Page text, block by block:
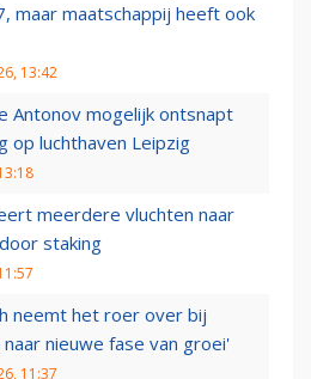
maar maatschappij heeft ook
13:42
Antonov mogelijk ontsnapt
op luchthaven Leipzig
meerdere vluchten naar
staking
neemt het roer over bij
naar nieuwe fase van groei'
11:37